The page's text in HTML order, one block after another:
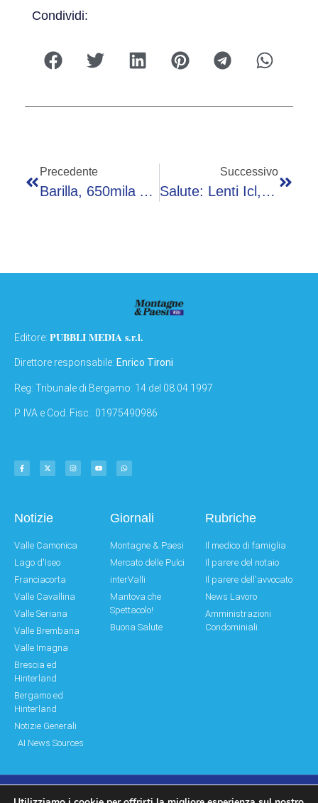
Condividi:
Precedente
Barilla, 650mila Analisi L’anno, 250 Professionisti Per Sicurezza: La Filiera Del Basilico Dal Campo Al Vasetto Pesto
Successivo
Salute: Lenti Icl, L’alternativa Al Laser Per La Correzione Di Tutti I Difetti Visivi
Editore: PUBBLI MEDIA s.r.l.
Direttore responsabile: Enrico Tironi
Reg: Tribunale di Bergamo: 14 del 08.04.1997
P. IVA e Cod. Fisc.: 01975490986
Notizie
Valle Camonica
Lago d'Iseo
Franciacorta
Valle Cavallina
Valle Seriana
Valle Brembana
Valle Imagna
Brescia ed
Hinterland
Bergamo ed
Hinterland
Notizie Generali
AI News Sources
Giornali
Montagne & Paesi
Mercato delle Pulci
interValli
Mantova che
Spettacolo!
Buona Salute
Rubriche
Il medico di famiglia
Il parere del notaio
Il parere dell'avvocato
News Lavoro
Amministrazioni
Condominiali